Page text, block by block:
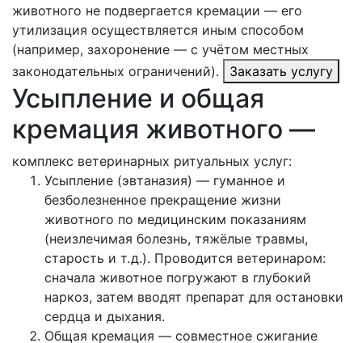
животного не подвергается кремации — его
утилизация осуществляется иным способом
(например, захоронение — с учётом местных
законодательных ограничений).
Заказать услугу
Усыпление и общая
кремация животного —
комплекс ветеринарных ритуальных услуг:
Усыпление (эвтаназия) — гуманное и
безболезненное прекращение жизни
животного по медицинским показаниям
(неизлечимая болезнь, тяжёлые травмы,
старость и т. д.). Проводится ветеринаром:
сначала животное погружают в глубокий
наркоз, затем вводят препарат для остановки
сердца и дыхания.
Общая кремация — совместное сжигание